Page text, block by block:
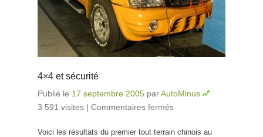
4×4 et sécurité
Publié le 17 septembre 2005 parAutoMinus
3 591 visites | Commentaires fermés
Voici les résultats du premier tout terrain chinois au